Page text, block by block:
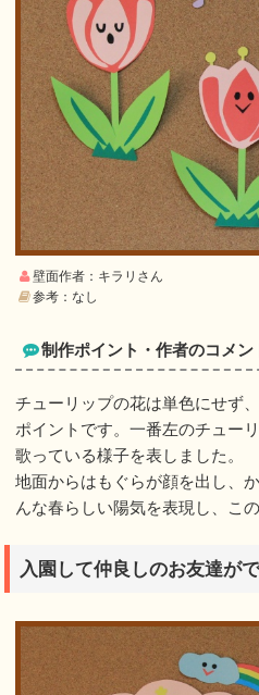
壁面作者：キラリさん
参考：なし
制作ポイント・作者のコメン
チューリップの花は単色にせず
ポイントです。一番左のチュー
歌っている様子を表しました。
地面からはもぐらが顔を出し、
んな春らしい陽気を表現し、こ
入園して仲良しのお友達が